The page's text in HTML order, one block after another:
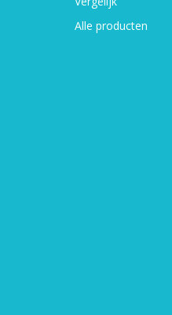
Alle producten